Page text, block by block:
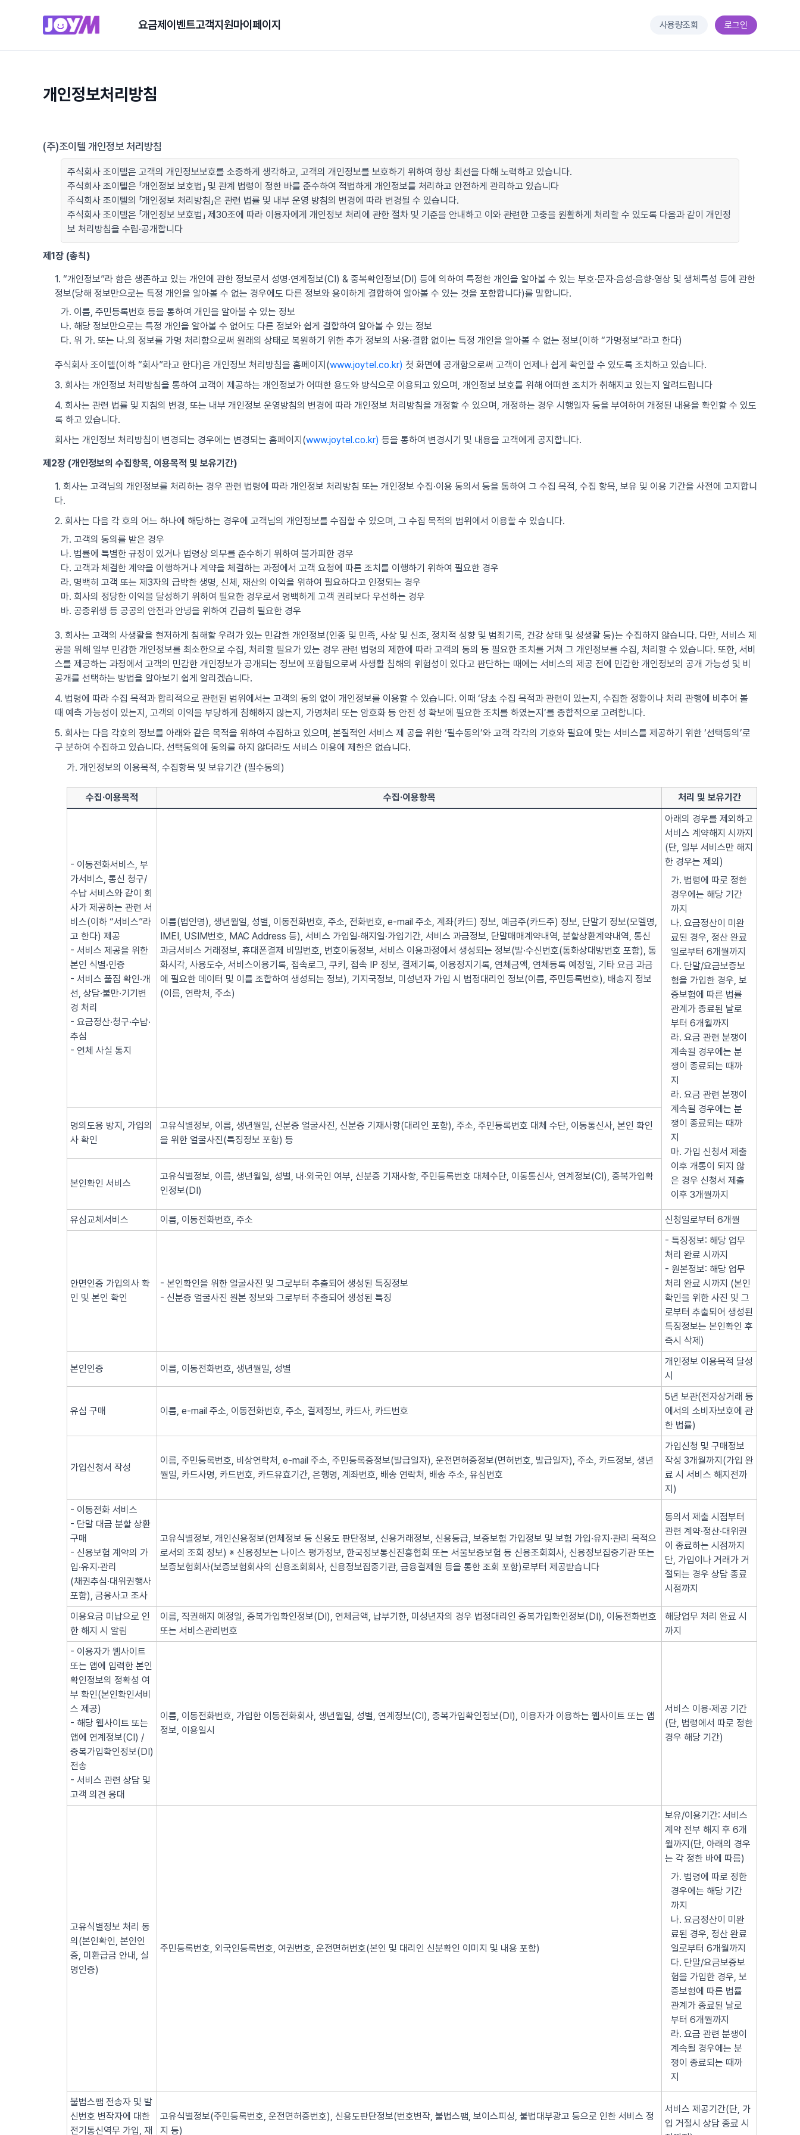
요금제 이벤트고객지원마이페이지 사용량조회 로그인
개인정보처리방침
(주)조이텔 개인정보 처리방침
주식회사 조이텔은 고객의 개인정보보호를 소중하게 생각하고, 고객의 개인정보를 보호하기 위하여 항상 최선을 다해 노력하고 있습니다.
주식회사 조이텔은 「개인정보 보호법」 및 관계 법령이 정한 바를 준수하여 적법하게 개인정보를 처리하고 안전하게 관리하고 있습니다
주식회사 조이텔의 「개인정보 처리방침」은 관련 법률 및 내부 운영 방침의 변경에 따라 변경될 수 있습니다.
주식회사 조이텔은 「개인정보 보호법」 제30조에 따라 이용자에게 개인정보 처리에 관한 절차 및 기준을 안내하고 이와 관련한 고충을 원활하게 처리할 수 있도록 다음과 같이 개인정
보 처리방침을 수립·공개합니다
제1장 (총칙)
1. “개인정보”라 함은 생존하고 있는 개인에 관한 정보로서 성명·연계정보(CI) & 중복확인정보(DI) 등에 의하여 특정한 개인을 알아볼 수 있는 부호·문자·음성·음향·영상 및 생체특성 등에 관한
정보(당해 정보만으로는 특정 개인을 알아볼 수 없는 경우에도 다른 정보와 용이하게 결합하여 알아볼 수 있는 것을 포함합니다)를 말합니다.
가. 이름, 주민등록번호 등을 통하여 개인을 알아볼 수 있는 정보
나. 해당 정보만으로는 특정 개인을 알아볼 수 없어도 다른 정보와 쉽게 결합하여 알아볼 수 있는 정보
다. 위 가. 또는 나.의 정보를 가명 처리함으로써 원래의 상태로 복원하기 위한 추가 정보의 사용·결합 없이는 특정 개인을 알아볼 수 없는 정보(이하 “가명정보”라고 한다)
주식회사 조이텔(이하 “회사”라고 한다)은 개인정보 처리방침을 홈페이지(www.joytel.co.kr) 첫 화면에 공개함으로써 고객이 언제나 쉽게 확인할 수 있도록 조치하고 있습니다.
3. 회사는 개인정보 처리방침을 통하여 고객이 제공하는 개인정보가 어떠한 용도와 방식으로 이용되고 있으며, 개인정보 보호를 위해 어떠한 조치가 취해지고 있는지 알려드립니다
4. 회사는 관련 법률 및 지침의 변경, 또는 내부 개인정보 운영방침의 변경에 따라 개인정보 처리방침을 개정할 수 있으며, 개정하는 경우 시행일자 등을 부여하여 개정된 내용을 확인할 수 있도
록 하고 있습니다.
회사는 개인정보 처리방침이 변경되는 경우에는 변경되는 홈페이지(www.joytel.co.kr) 등을 통하여 변경시기 및 내용을 고객에게 공지합니다.
제2장 (개인정보의 수집항목, 이용목적 및 보유기간)
1. 회사는 고객님의 개인정보를 처리하는 경우 관련 법령에 따라 개인정보 처리방침 또는 개인정보 수집·이용 동의서 등을 통하여 그 수집 목적, 수집 항목, 보유 및 이용 기간을 사전에 고지합니
다.
2. 회사는 다음 각 호의 어느 하나에 해당하는 경우에 고객님의 개인정보를 수집할 수 있으며, 그 수집 목적의 범위에서 이용할 수 있습니다.
가. 고객의 동의를 받은 경우
나. 법률에 특별한 규정이 있거나 법령상 의무를 준수하기 위하여 불가피한 경우
다. 고객과 체결한 계약을 이행하거나 계약을 체결하는 과정에서 고객 요청에 따른 조치를 이행하기 위하여 필요한 경우
라. 명백히 고객 또는 제3자의 급박한 생명, 신체, 재산의 이익을 위하여 필요하다고 인정되는 경우
마. 회사의 정당한 이익을 달성하기 위하여 필요한 경우로서 명백하게 고객 권리보다 우선하는 경우
바. 공중위생 등 공공의 안전과 안녕을 위하여 긴급히 필요한 경우
3. 회사는 고객의 사생활을 현저하게 침해할 우려가 있는 민감한 개인정보(인종 및 민족, 사상 및 신조, 정치적 성향 및 범죄기록, 건강 상태 및 성생활 등)는 수집하지 않습니다. 다만, 서비스 제
공을 위해 일부 민감한 개인정보를 최소한으로 수집, 처리할 필요가 있는 경우 관련 법령의 제한에 따라 고객의 동의 등 필요한 조치를 거쳐 그 개인정보를 수집, 처리할 수 있습니다. 또한, 서비
스를 제공하는 과정에서 고객의 민감한 개인정보가 공개되는 정보에 포함됨으로써 사생활 침해의 위험성이 있다고 판단하는 때에는 서비스의 제공 전에 민감한 개인정보의 공개 가능성 및 비
공개를 선택하는 방법을 알아보기 쉽게 알리겠습니다.
4. 법령에 따라 수집 목적과 합리적으로 관련된 범위에서는 고객의 동의 없이 개인정보를 이용할 수 있습니다. 이때 ‘당초 수집 목적과 관련이 있는지, 수집한 정황이나 처리 관행에 비추어 볼
때 예측 가능성이 있는지, 고객의 이익을 부당하게 침해하지 않는지, 가명처리 또는 암호화 등 안전 성 확보에 필요한 조치를 하였는지’를 종합적으로 고려합니다.
5. 회사는 다음 각호의 정보를 아래와 같은 목적을 위하여 수집하고 있으며, 본질적인 서비스 제 공을 위한 ‘필수동의’와 고객 각각의 기호와 필요에 맞는 서비스를 제공하기 위한 ‘선택동의’로
구 분하여 수집하고 있습니다. 선택동의에 동의를 하지 않더라도 서비스 이용에 제한은 없습니다.
가. 개인정보의 이용목적, 수집항목 및 보유기간 (필수동의)
수집·이용목적 수집·이용항목 처리 및 보유기간
- 이동전화서비스, 부
가서비스, 통신 청구/
수납 서비스와 같이 회
사가 제공하는 관련 서
비스(이하 “서비스”라
고 한다) 제공
- 서비스 제공을 위한
본인 식별·인증
- 서비스 풀짐 확인·개
선, 상담·불만·기기변
경 처리
- 요금정산·청구·수납·
추심
- 연체 사실 통지
이름(법인명), 생년월일, 성별, 이동전화번호, 주소, 전화번호, e-mail 주소, 계좌(카드) 정보, 예금주(카드주) 정보, 단말기 정보(모델명,
IMEI, USIM번호, MAC Address 등), 서비스 가입일·해지일·가입기간, 서비스 과금정보, 단말매매계약내역, 분할상환계약내역, 통신
과금서비스 거래정보, 휴대폰결제 비밀번호, 번호이동정보, 서비스 이용과정에서 생성되는 정보(발·수신번호(통화상대방번호 포함), 통
화시각, 사용도수, 서비스이용기록, 접속로그, 쿠키, 접속 IP 정보, 결제기록, 이용정지기록, 연체금액, 연체등록 예정일, 기타 요금 과금
에 필요한 데이터 및 이를 조합하여 생성되는 정보), 기지국정보, 미성년자 가입 시 법정대리인 정보(이름, 주민등록번호), 배송지 정보
(이름, 연락처, 주소)
아래의 경우를 제외하고
서비스 계약해지 시까지
(단, 일부 서비스만 해지
한 경우는 제외)
가. 법령에 따로 정한
경우에는 해당 기간
까지
나. 요금정산이 미완
료된 경우, 정산 완료
일로부터 6개월까지
다. 단말/요금보증보
험을 가입한 경우, 보
증보험에 따른 법률
관계가 종료된 날로
부터 6개월까지
라. 요금 관련 분쟁이
계속될 경우에는 분
쟁이 종료되는 때까
지
라. 요금 관련 분쟁이
계속될 경우에는 분
쟁이 종료되는 때까
지
마. 가입 신청서 제출
이후 개통이 되지 않
은 경우 신청서 제출
이후 3개월까지
명의도용 방지, 가입의
사 확인
고유식별정보, 이름, 생년월일, 신분증 얼굴사진, 신분증 기재사항(대리인 포함), 주소, 주민등록번호 대체 수단, 이동통신사, 본인 확인
을 위한 얼굴사진(특징정보 포함) 등
본인확인 서비스
고유식별정보, 이름, 생년월일, 성별, 내·외국인 여부, 신분증 기재사항, 주민등록번호 대체수단, 이동통신사, 연계정보(CI), 중복가입확
인정보(DI)
유심교체서비스 이름, 이동전화번호, 주소 신청일로부터 6개월
안면인증 가입의사 확
인 및 본인 확인
- 본인확인을 위한 얼굴사진 및 그로부터 추출되어 생성된 특징정보
- 신분증 얼굴사진 원본 정보와 그로부터 추출되어 생성된 특징
- 특징정보: 해당 업무
처리 완료 시까지
- 원본정보: 해당 업무
처리 완료 시까지 (본인
확인을 위한 사진 및 그
로부터 추출되어 생성된
특징정보는 본인확인 후
즉시 삭제)
본인인증 이름, 이동전화번호, 생년월일, 성별
개인정보 이용목적 달성
시
유심 구매 이름, e-mail 주소, 이동전화번호, 주소, 결제정보, 카드사, 카드번호
5년 보관(전자상거래 등
에서의 소비자보호에 관
한 법률)
가입신청서 작성
이름, 주민등록번호, 비상연락처, e-mail 주소, 주민등록증정보(발급일자), 운전면허증정보(면허번호, 발급일자), 주소, 카드정보, 생년
월일, 카드사명, 카드번호, 카드유효기간, 은행명, 계좌번호, 배송 연락처, 배송 주소, 유심번호
가입신청 및 구매정보
작성 3개월까지(가입 완
료 시 서비스 해지전까
지)
- 이동전화 서비스
- 단말 대금 분할 상환
구매
- 신용보험 계약의 가
입·유지·관리
(채권추심·대위권행사
포함), 금융사고 조사
고유식별정보, 개인신용정보(연체정보 등 신용도 판단정보, 신용거래정보, 신용등급, 보증보험 가입정보 및 보험 가입·유지·관리 목적으
로서의 조회 정보) ※ 신용정보는 나이스 평가정보, 한국정보통신진흥협회 또는 서울보증보험 등 신용조회회사, 신용정보집중기관 또는
보증보험회사(보증보험회사의 신용조회회사, 신용정보집중기관, 금융결제원 등을 통한 조회 포함)로부터 제공받습니다
동의서 제출 시점부터
관련 계약·정산·대위권
이 종료하는 시점까지
단, 가입이나 거래가 거
절되는 경우 상담 종료
시점까지
이용요금 미납으로 인
한 해지 시 알림
이름, 직권해지 예정일, 중복가입확인정보(DI), 연체금액, 납부기한, 미성년자의 경우 법정대리인 중복가입확인정보(DI), 이동전화번호
또는 서비스관리번호
해당업무 처리 완료 시
까지
- 이용자가 웹사이트
또는 앱에 입력한 본인
확인정보의 정확성 여
부 확인(본인확인서비
스 제공)
- 해당 웹사이트 또는
앱에 연계정보(CI) /
중복가입확인정보(DI)
전송
- 서비스 관련 상담 및
고객 의견 응대
이름, 이동전화번호, 가입한 이동전화회사, 생년월일, 성별, 연계정보(CI), 중복가입확인정보(DI), 이용자가 이용하는 웹사이트 또는 앱
정보, 이용일시
서비스 이용·제공 기간
(단, 법령에서 따로 정한
경우 해당 기간)
고유식별정보 처리 동
의(본인확인, 본인인
증, 미환급금 안내, 실
명인증)
주민등록번호, 외국인등록번호, 여권번호, 운전면허번호(본인 및 대리인 신분확인 이미지 및 내용 포함)
보유/이용기간: 서비스
계약 전부 해지 후 6개
월까지(단, 아래의 경우
는 각 정한 바에 따름)
가. 법령에 따로 정한
경우에는 해당 기간
까지
나. 요금정산이 미완
료된 경우, 정산 완료
일로부터 6개월까지
다. 단말/요금보증보
험을 가입한 경우, 보
증보험에 따른 법률
관계가 종료된 날로
부터 6개월까지
라. 요금 관련 분쟁이
계속될 경우에는 분
쟁이 종료되는 때까
지
불법스팸 전송자 및 발
신번호 변작자에 대한
전기통신역무 가입, 재
고유식별정보(주민등록번호, 운전면허증번호), 신용도판단정보(번호변작, 불법스팸, 보이스피싱, 불법대부광고 등으로 인한 서비스 정
지 등)
서비스 제공기간(단, 가
입 거절시 상담 종료 시